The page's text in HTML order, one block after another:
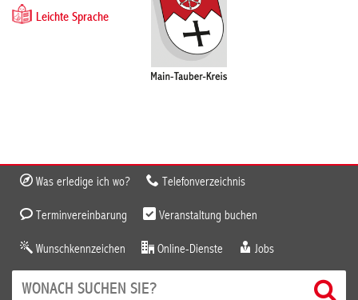
Leichte Sprache
Was erledige ich wo? Telefonverzeichnis
Terminvereinbarung Veranstaltung buchen
Wunschkennzeichen Online-Dienste Jobs